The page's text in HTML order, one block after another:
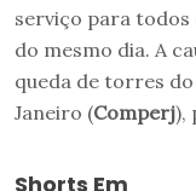
serviço para todos
do mesmo dia. A
queda de torres
Janeiro (Comperj),
Shorts Em